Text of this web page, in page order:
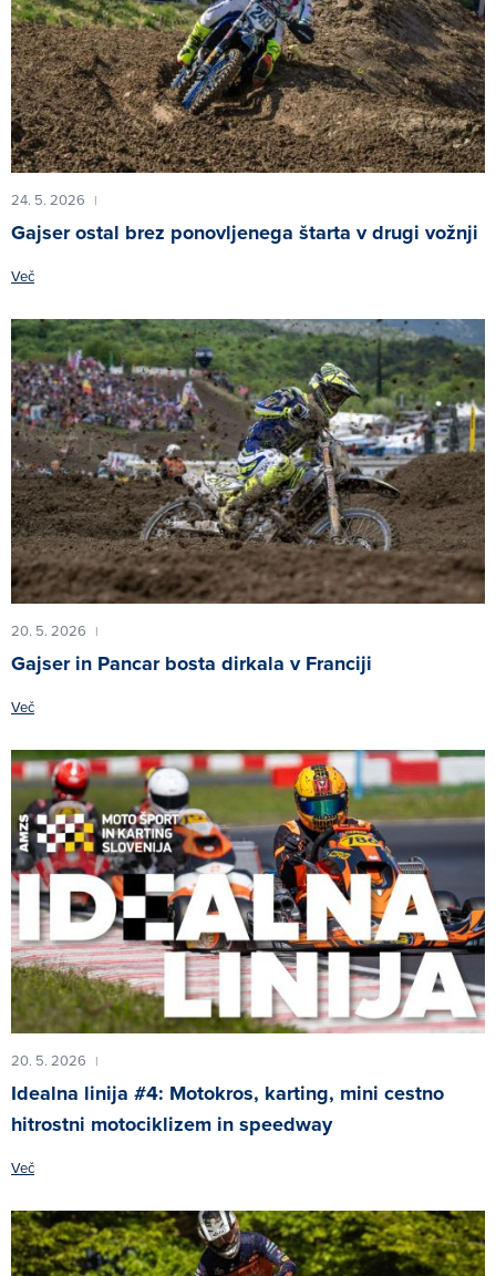
24. 5. 2026 |
Gajser ostal brez ponovljenega štarta v drugi vožnji
Več
20. 5. 2026 |
Gajser in Pancar bosta dirkala v Franciji
Več
20. 5. 2026 |
Idealna linija #4: Motokros, karting, mini cestno
hitrostni motociklizem in speedway
Več